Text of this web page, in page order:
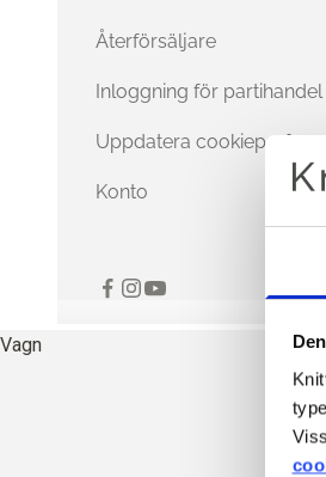
Återförsäljare
Inloggning för partihandel
Uppdatera
Konto
Vagn